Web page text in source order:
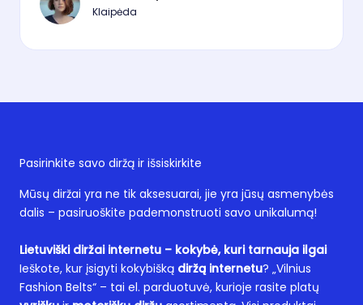
Klaipėda
Pasirinkite savo diržą ir išsiskirkite
Mūsų diržai yra ne tik aksesuarai, jie yra jūsų asmenybės
dalis – pasiruoškite pademonstruoti savo unikalumą!
Lietuviški diržai internetu – kokybė, kuri tarnauja ilgai
Ieškote, kur įsigyti kokybišką diržą internetu? „Vilnius
Fashion Belts“ – tai el. parduotuvė, kurioje rasite platų